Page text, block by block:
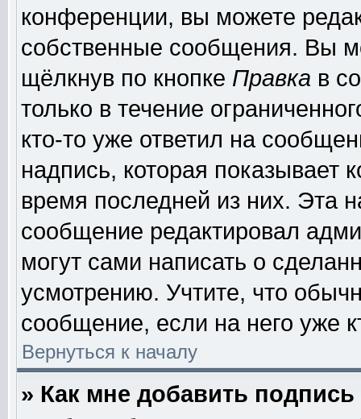
конференции, вы можете
собственные сообщения. Вы
щёлкнув по кнопке Правка в
только в течение
кто-то уже ответил на
надпись, которая показывает
время последней из них. Эта
сообщение редактировал
могут сами написать о
усмотрению. Учтите, что
сообщение, если на него уже
Вернуться к началу
» Как мне добавить